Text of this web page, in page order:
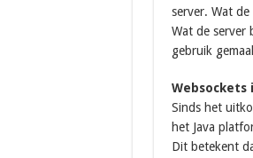
server. Wat
Wat de server
gebruik
Websockets
Sinds het
het Java
Dit betekent